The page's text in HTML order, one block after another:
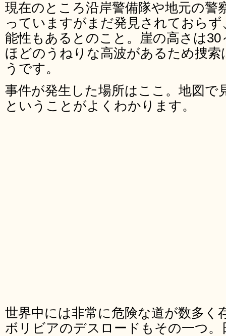
現在のところ沿岸警備隊や地元の警
っていますがまだ発見されておら
能性もあるとのこと。崖の高さは30
ほどのうねりな高波があるため捜
うです。
事件が発生した場所はここ。地図で
ということがよくわかります。
世界中には非常に危険な道が数多く
ボリビアのデスロードもその一つ